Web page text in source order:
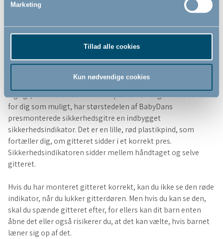
Marketing
Tillad alle cookies
Kun nødvendige cookies
døråbning, i en gang og i bunden af en trappe. Vi anbefaler
ikke, at du bruger et presmonteret gitter på trappens top.
Her bør du i stedet bruge et vægmonteret sikkerhedsgitter,
for at sikkerheden er i top.
Når du monterer et presmonteret sikkerhedsgitter, er det
vigtigt, at det sættes korrekt i spænd. For at gøre det så let
for dig som muligt, har størstedelen af BabyDans
presmonterede sikkerhedsgitre en indbygget
sikkerhedsindikator. Det er en lille, rød plastikpind, som
fortæller dig, om gitteret sidder i et korrekt pres.
Sikkerhedsindikatoren sidder mellem håndtaget og selve
gitteret.
Hvis du har monteret gitteret korrekt, kan du ikke se den røde
indikator, når du lukker gitterdøren. Men hvis du kan se den,
skal du spænde gitteret efter, for ellers kan dit barn enten
åbne det eller også risikerer du, at det kan vælte, hvis barnet
læner sig op af det.